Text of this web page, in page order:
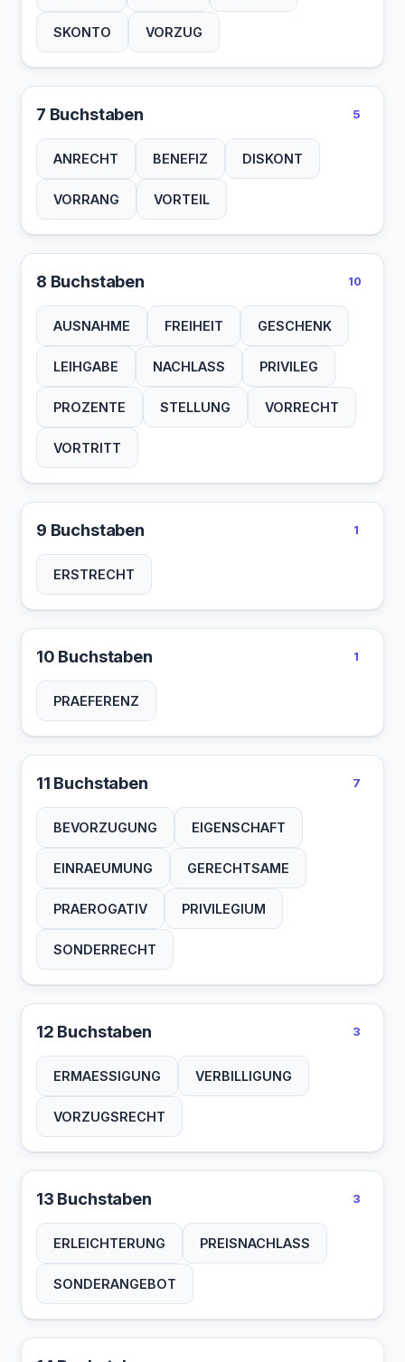
SKONTO VORZUG
7 Buchstaben 5
ANRECHT BENEFIZ DISKONT
VORRANG VORTEIL
8 Buchstaben 10
AUSNAHME FREIHEIT GESCHENK
LEIHGABE NACHLASS PRIVILEG
PROZENTE STELLUNG VORRECHT
VORTRITT
9 Buchstaben 1
ERSTRECHT
10 Buchstaben 1
PRAEFERENZ
11 Buchstaben 7
BEVORZUGUNG EIGENSCHAFT
EINRAEUMUNG GERECHTSAME
PRAEROGATIV PRIVILEGIUM
SONDERRECHT
12 Buchstaben 3
ERMAESSIGUNG VERBILLIGUNG
VORZUGSRECHT
13 Buchstaben 3
ERLEICHTERUNG PREISNACHLASS
SONDERANGEBOT